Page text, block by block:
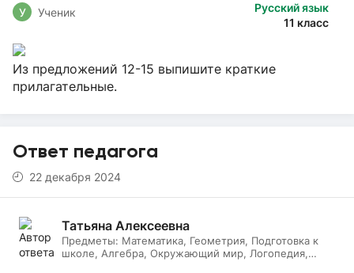
Русский язык
11 класс
У Ученик
Из предложений 12-15 выпишите краткие
прилагательные.
Ответ педагога
22 декабря 2024
Татьяна Алексеевна
Предметы: Математика, Геометрия, Подготовка к
школе, Алгебра, Окружающий мир, Логопедия,